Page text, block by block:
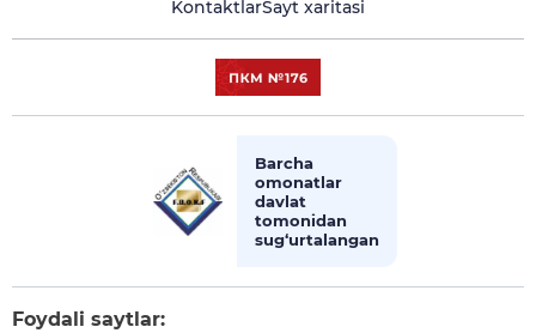
KontaktlarSayt xaritasi
Barcha
omonatlar
davlat
tomonidan
sug‘urtalangan
Foydali saytlar: